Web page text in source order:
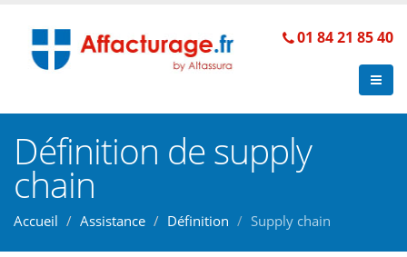
01 84 21 85 40
Définition de supply
chain
Accueil Assistance Définition Supply chain